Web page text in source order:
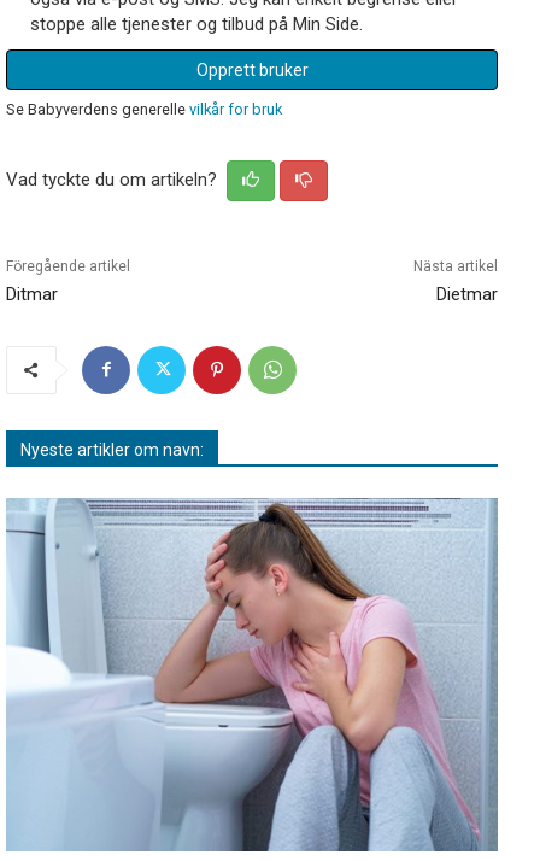
stoppe alle tjenester og tilbud på Min Side.
Opprett bruker
Se Babyverdens generelle vilkår for bruk
Vad tyckte du om artikeln?
Föregående artikel
Ditmar
Nästa artikel
Dietmar
Nyeste artikler om navn: